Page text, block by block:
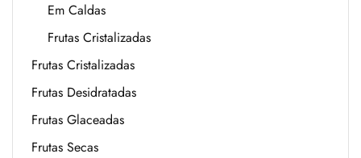
Em Caldas
Frutas Cristalizadas
Frutas Cristalizadas
Frutas Desidratadas
Frutas Glaceadas
Frutas Secas